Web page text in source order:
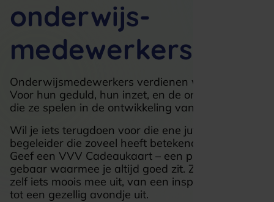
onderwijs-
medewerkers
Onderwijsmedewerkers verdienen waardering.
Voor hun geduld, hun inzet, en de onmisbare rol
die ze spelen in de ontwikkeling van anderen.
Wil je iets terugdoen voor die ene juf, meester of
begeleider die zoveel heeft betekend?
Geef een VVV Cadeaukaart – een persoonlijk
gebaar waarmee je altijd goed zit. Ze kiezen er
zelf iets moois mee uit, van een inspirerend boek
tot een gezellig avondje uit.